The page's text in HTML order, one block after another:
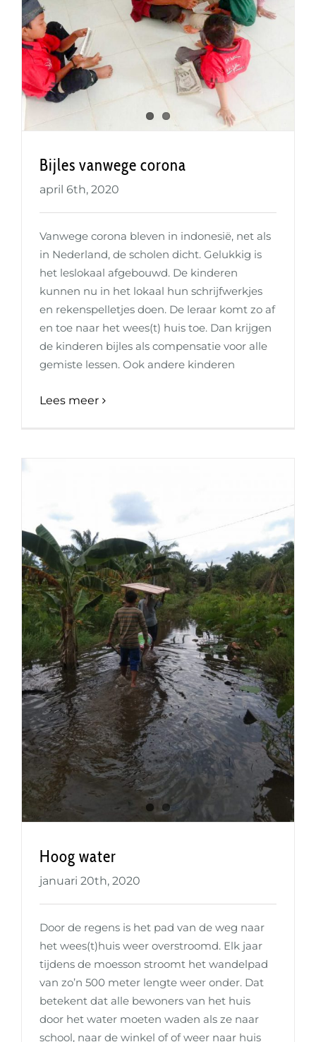
Bijles vanwege corona
Bijles vanwege corona
april 6th, 2020
Vanwege corona bleven in indonesië, net als
in Nederland, de scholen dicht. Gelukkig is
het leslokaal afgebouwd. De kinderen
kunnen nu in het lokaal hun schrijfwerkjes
en rekenspelletjes doen. De leraar komt zo af
en toe naar het wees(t) huis toe. Dan krijgen
de kinderen bijles als compensatie voor alle
gemiste lessen. Ook andere kinderen
Lees meer
Hoog water
Hoog water
januari 20th, 2020
Door de regens is het pad van de weg naar
het wees(t)huis weer overstroomd. Elk jaar
tijdens de moesson stroomt het wandelpad
van zo’n 500 meter lengte weer onder. Dat
betekent dat alle bewoners van het huis
door het water moeten waden als ze naar
school, naar de winkel of of weer naar huis